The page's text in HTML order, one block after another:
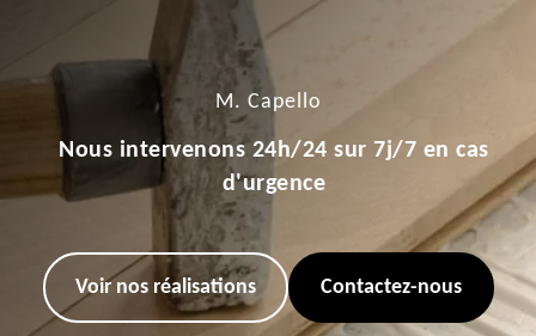
M. Capello
Nous intervenons 24h/24 sur 7j/7 en cas
d'urgence
Voir nos réalisations Contactez-nous